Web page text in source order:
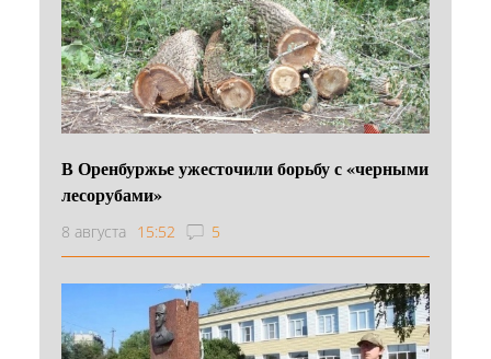
В Оренбуржье ужесточили борьбу с «черными
лесорубами»
8 августа 15:52 5